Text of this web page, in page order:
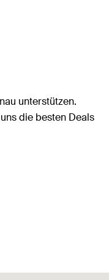
unterstützen.
die besten Deals